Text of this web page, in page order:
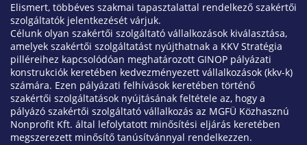
Elismert, többéves szakmai tapasztalattal rendelkező szakértői
szolgáltatók jelentkezését várjuk.
Célunk olyan szakértői szolgáltató vállalkozások kiválasztása,
amelyek szakértői szolgáltatást nyújthatnak a KKV Stratégia
pilléreihez kapcsolódóan meghatározott GINOP pályázati
konstrukciók keretében kedvezményezett vállalkozások (kkv-k)
számára. Ezen pályázati felhívások keretében történő
szakértői szolgáltatások nyújtásának feltétele az, hogy a
pályázó szakértői szolgáltató vállalkozás az MGFÜ Közhasznú
Nonprofit Kft. által lefolytatott minősítési eljárás keretében
megszerezett minősítő tanúsítvánnyal rendelkezzen.